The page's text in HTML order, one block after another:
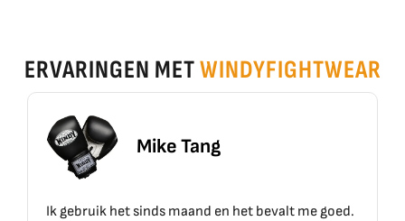
ERVARINGEN METWINDYFIGHTWEAR
Tang
en het bevalt me goed.
Top materiaal, top